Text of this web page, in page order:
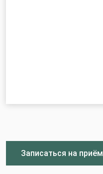
Записаться на приём